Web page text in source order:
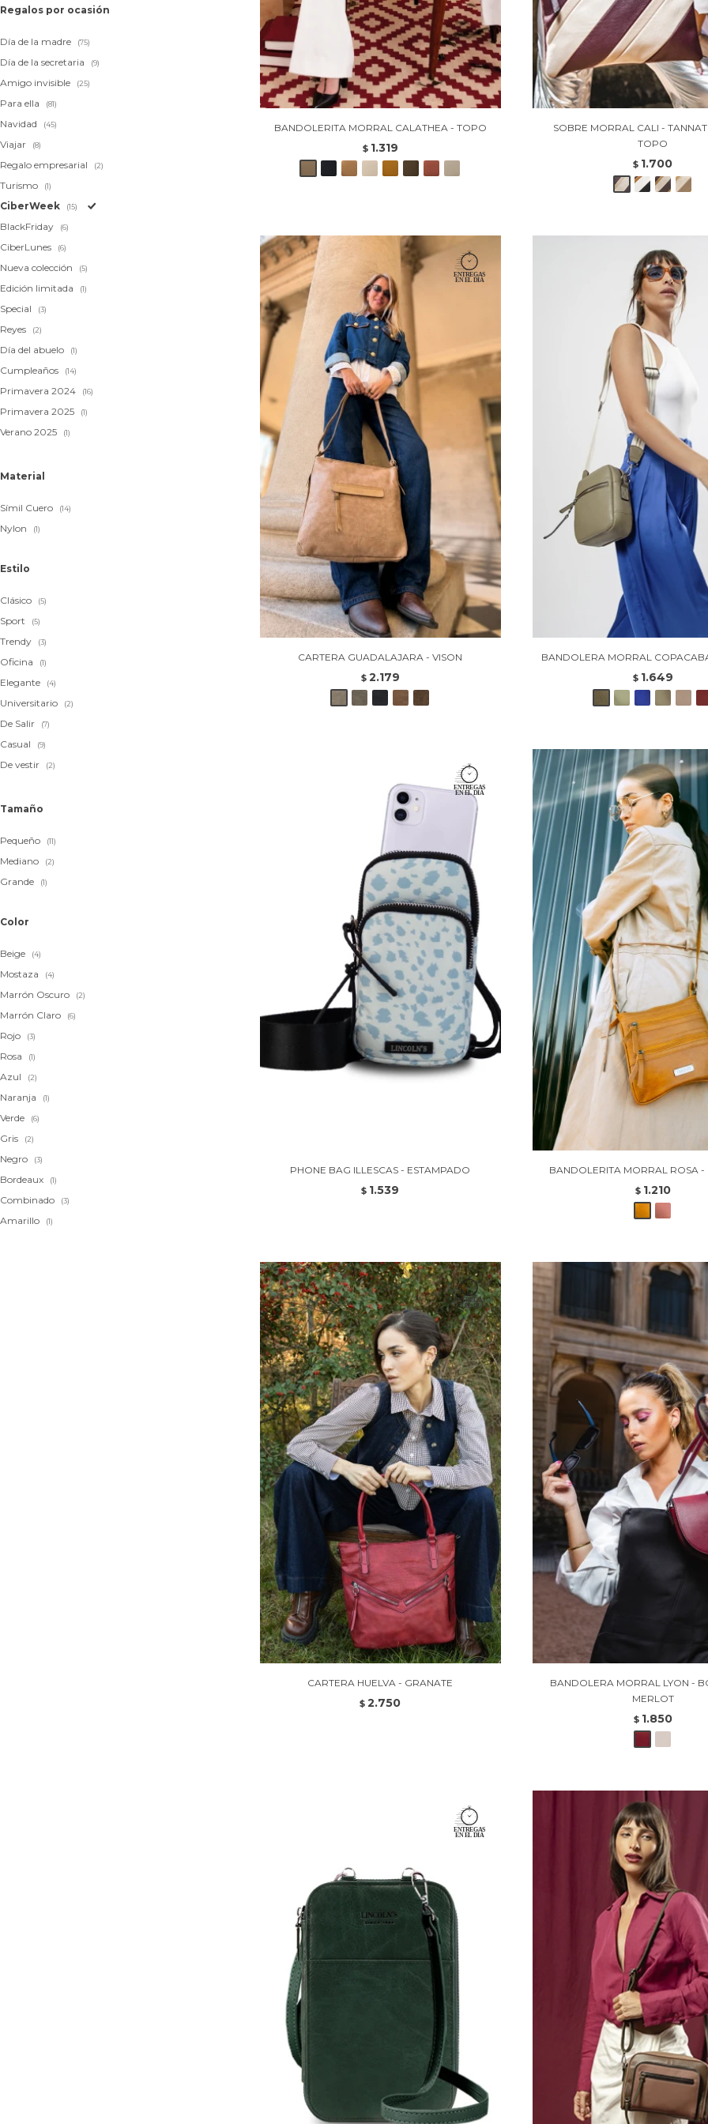
BANDOLERITA MORRAL CALATHEA - TOPO
$ 1.319
SOBRE MORRAL CALI -
TOPO
$ 1.700
CARTERA GUADALAJARA - VISON
$ 2.179
BANDOLERA MORRAL
$ 1.649
PHONE BAG ILLESCAS - ESTAMPADO
$ 1.539
BANDOLERITA MORRAL ROSA -
$ 1.210
CARTERA HUELVA - GRANATE
$ 2.750
BANDOLERA MORRAL LYON -
MERLOT
$ 1.850
Regalos por ocasión
Día de la madre (75)
Día de la secretaria (9)
Amigo invisible (25)
Para ella (81)
Navidad (45)
Viajar (8)
Regalo empresarial (2)
Turismo (1)
CiberWeek (15)
BlackFriday (6)
CiberLunes (6)
Nueva colección (5)
Edición limitada (1)
Special (3)
Reyes (2)
Día del abuelo (1)
Cumpleaños (14)
Primavera 2024 (16)
Primavera 2025 (1)
Verano 2025 (1)
Material
Símil Cuero (14)
Nylon (1)
Estilo
Clásico (5)
Sport (5)
Trendy (3)
Oficina (1)
Elegante (4)
Universitario (2)
De Salir (7)
Casual (9)
De vestir (2)
Tamaño
Pequeño (11)
Mediano (2)
Grande (1)
Color
Beige (4)
Mostaza (4)
Marrón Oscuro (2)
Marrón Claro (6)
Rojo (3)
Rosa (1)
Azul (2)
Naranja (1)
Verde (6)
Gris (2)
Negro (3)
Bordeaux (1)
Combinado (3)
Amarillo (1)